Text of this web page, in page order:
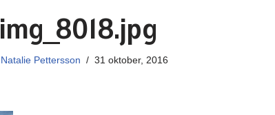
img_8018.jpg
Natalie Pettersson 31 oktober, 2016